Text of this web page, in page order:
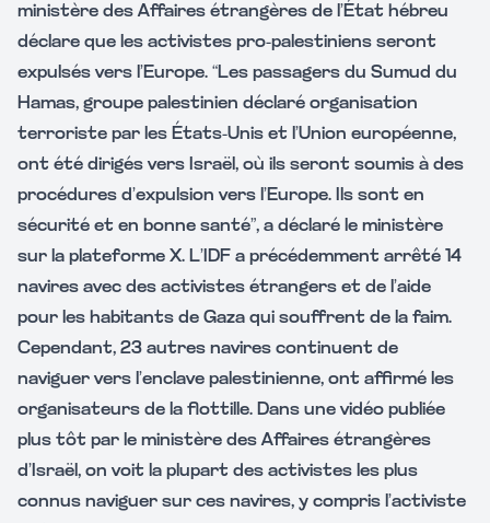
ministère des Affaires étrangères de l’État hébreu
déclare que les activistes pro-palestiniens seront
expulsés vers l’Europe. “Les passagers du Sumud du
Hamas, groupe palestinien déclaré organisation
terroriste par les États-Unis et l’Union européenne,
ont été dirigés vers Israël, où ils seront soumis à des
procédures d’expulsion vers l’Europe. Ils sont en
sécurité et en bonne santé”, a déclaré le ministère
sur la plateforme X. L’IDF a précédemment arrêté 14
navires avec des activistes étrangers et de l’aide
pour les habitants de Gaza qui souffrent de la faim.
Cependant, 23 autres navires continuent de
naviguer vers l’enclave palestinienne, ont affirmé les
organisateurs de la flottille. Dans une vidéo publiée
plus tôt par le ministère des Affaires étrangères
d’Israël, on voit la plupart des activistes les plus
connus naviguer sur ces navires, y compris l’activiste